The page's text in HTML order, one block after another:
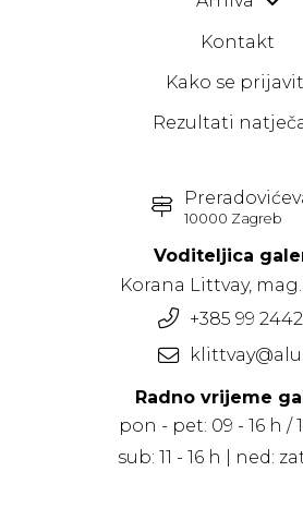
Kontakt
Kako se
Rezultati
10000 Zagreb
Voditeljica
Korana Littvay,
+385 99
Radno vrijeme
pon - pet: 09 - 16 h /
sub: 11 - 16 h | ned: